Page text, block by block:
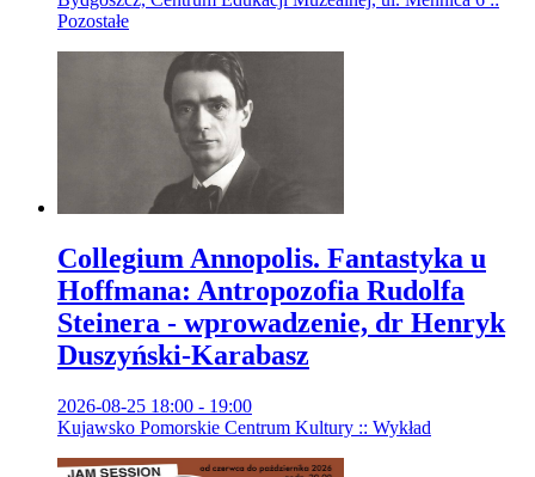
Pozostałe
Collegium Annopolis. Fantastyka u
Hoffmana: Antropozofia Rudolfa
Steinera - wprowadzenie, dr Henryk
Duszyński-Karabasz
2026-08-25 18:00 - 19:00
Kujawsko Pomorskie Centrum Kultury :: Wykład